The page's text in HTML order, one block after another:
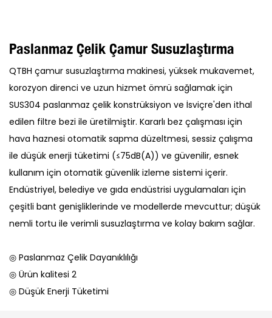
Paslanmaz Çelik Çamur Susuzlaştırma
QTBH çamur susuzlaştırma makinesi, yüksek mukavemet,
korozyon direnci ve uzun hizmet ömrü sağlamak için
SUS304 paslanmaz çelik konstrüksiyon ve İsviçre'den ithal
edilen filtre bezi ile üretilmiştir. Kararlı bez çalışması için
hava haznesi otomatik sapma düzeltmesi, sessiz çalışma
ile düşük enerji tüketimi (≤75dB(A)) ve güvenilir, esnek
kullanım için otomatik güvenlik izleme sistemi içerir.
Endüstriyel, belediye ve gıda endüstrisi uygulamaları için
çeşitli bant genişliklerinde ve modellerde mevcuttur; düşük
nemli tortu ile verimli susuzlaştırma ve kolay bakım sağlar.
◎ Paslanmaz Çelik Dayanıklılığı
◎ Ürün kalitesi 2
◎ Düşük Enerji Tüketimi